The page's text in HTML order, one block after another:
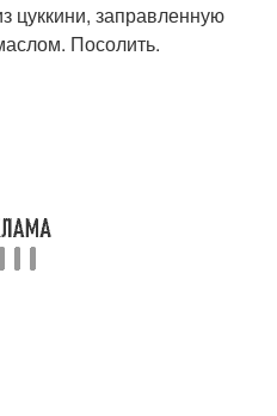
цуккини, заправленную
Посолить.